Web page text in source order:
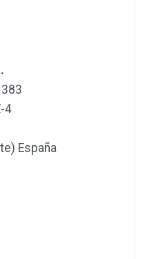
4
España